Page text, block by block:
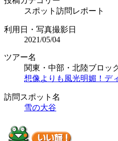
スポット訪問レポート
利用日・写真撮影日
2021/05/04
ツアー名
関東・中部・北陸ブロッ
想像よりも風光明媚！デ
訪問スポット名
雪の大谷